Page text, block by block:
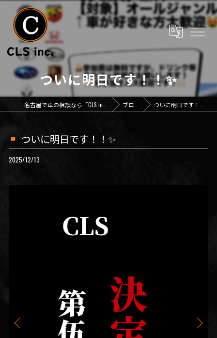
ついに明日です！！✨️
ブログ ついに明日です！！✨️
ついに明日です！！✨️
2025/12/13